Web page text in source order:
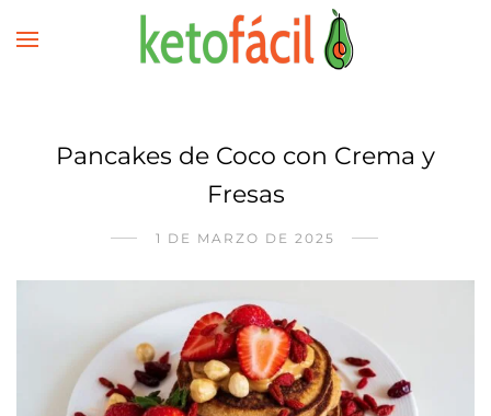
Pancakes de Coco con Crema y
Fresas
1 DE MARZO DE 2025